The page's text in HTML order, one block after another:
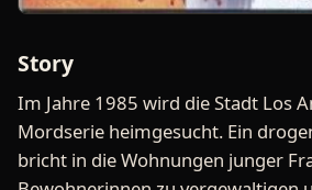
Story
Im Jahre 1985 wird die Stadt Los
Mordserie heimgesucht. Ein
bricht in die Wohnungen junger